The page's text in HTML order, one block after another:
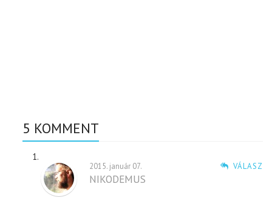
5 KOMMENT
VÁLASZ
2015. január 07.
NIKODEMUS